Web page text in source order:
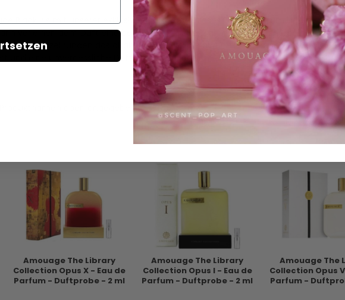
Black Iris mit unserer exklusiven duftprobe. Dieses Eau de Parfum ist eine
verleihen dem Duft eine belebende Frische, während die Herznoten aus Oud
Iriswurzel runden das olfaktorische Erlebnis ab und hinterlassen einen
und eine unvergessliche Duftreise verspricht.
oben angegeben.
Amouage The Library
Collection Opus X - Eau de
Parfum - Duftprobe - 2 ml
Amouage The Library
Collection Opus I - Eau de
Parfum - Duftprobe - 2 ml
Amouage The
Collection Opus
Parfum -